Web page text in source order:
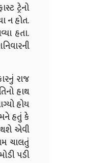
ટ્રેનો
ન હોત.
હતા.
રાજ
હાથ
હોય
હતું કે
થશે એવી
ચાલતું
પડી